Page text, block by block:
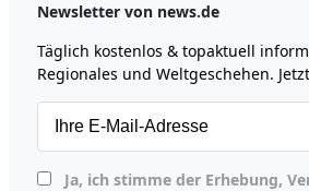
Newsletter von news.de
Täglich kostenlos & topaktuell
Regionales und Weltgeschehen.